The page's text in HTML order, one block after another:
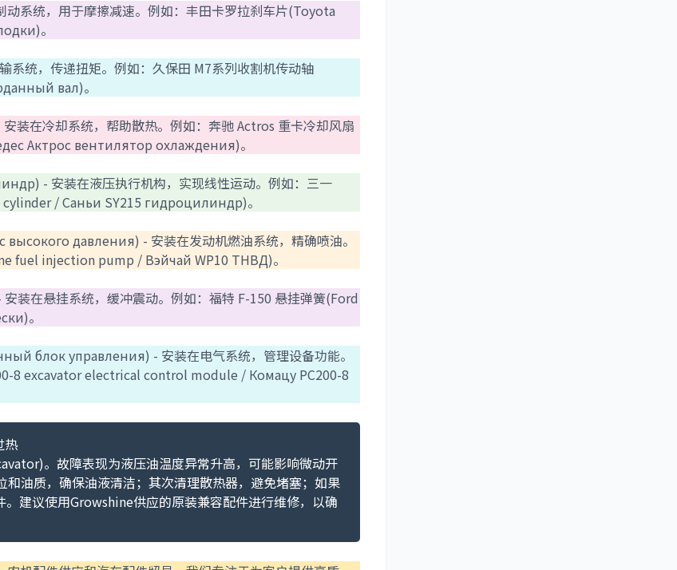
系统，用于摩擦减速。例如：丰田卡罗拉刹车片(Toyota
。
统，传递扭矩。例如：久保田 M7系列收割机传动轴
вал)。
在冷却系统，帮助散热。例如：奔驰 Actros 重卡冷却风扇
Актрос вентилятор охлаждения)。
- 安装在液压执行机构，实现线性运动。例如：三一
cylinder / Саньи SY215 гидроцилиндр)。
давления) - 安装在发动机燃油系统，精确喷油。
fuel injection pump / Вэйчай WP10 ТНВД)。
在悬挂系统，缓冲震动。例如：福特 F-150 悬挂弹簧(Ford
。
блок управления) - 安装在电气系统，管理设备功能。
8 excavator electrical control module / Комацу PC200-8
热
。故障表现为液压油温度异常升高，可能影响微动开
油质，确保油液清洁；其次清理散热器，避免堵塞；如果
建议使用Growshine供应的原装兼容配件进行维修，以确